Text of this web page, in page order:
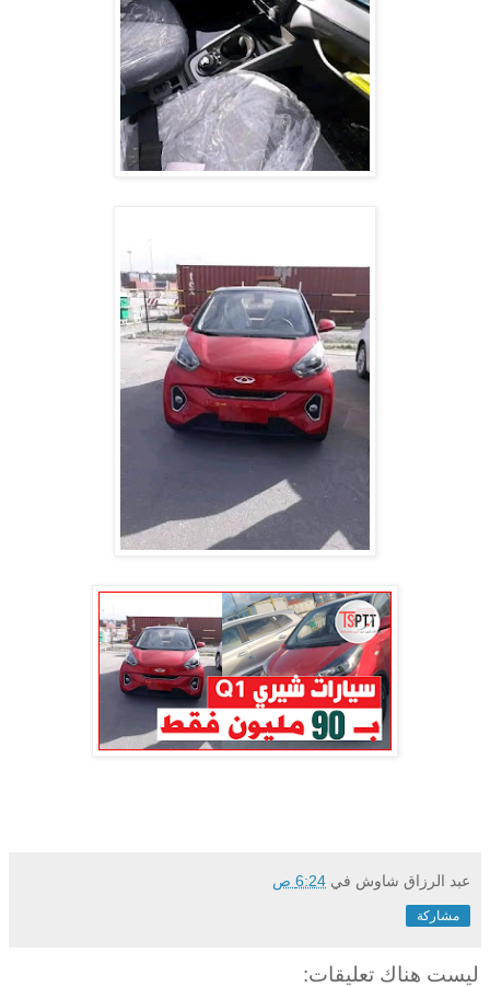
عبد الرزاق شاوش في 6:24 ص
مشاركة
ليست هناك تعليقات: